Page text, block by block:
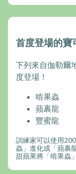
首度登場的寶
下列來自伽勒爾
度登場！
啃果蟲
蘋裹龍
豐蜜龍
訓練家可以使用
蟲」進化成「蘋裹
甜蘋果將「啃果蟲